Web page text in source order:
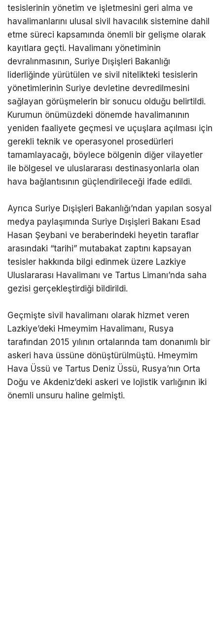
tesislerinin yönetim ve işletmesini geri alma ve
havalimanlarını ulusal sivil havacılık sistemine dahil
etme süreci kapsamında önemli bir gelişme olarak
kayıtlara geçti. Havalimanı yönetiminin
devralınmasının, Suriye Dışişleri Bakanlığı
liderliğinde yürütülen ve sivil nitelikteki tesislerin
yönetimlerinin Suriye devletine devredilmesini
sağlayan görüşmelerin bir sonucu olduğu belirtildi.
Kurumun önümüzdeki dönemde havalimanının
yeniden faaliyete geçmesi ve uçuşlara açılması için
gerekli teknik ve operasyonel prosedürleri
tamamlayacağı, böylece bölgenin diğer vilayetler
ile bölgesel ve uluslararası destinasyonlarla olan
hava bağlantısının güçlendirileceği ifade edildi.
Ayrıca Suriye Dışişleri Bakanlığı’ndan yapılan sosyal
medya paylaşımında Suriye Dışişleri Bakanı Esad
Hasan Şeybani ve beraberindeki heyetin taraflar
arasındaki “tarihi” mutabakat zaptını kapsayan
tesisler hakkında bilgi edinmek üzere Lazkiye
Uluslararası Havalimanı ve Tartus Limanı’nda saha
gezisi gerçekleştirdiği bildirildi.
Geçmişte sivil havalimanı olarak hizmet veren
Lazkiye’deki Hmeymim Havalimanı, Rusya
tarafından 2015 yılının ortalarında tam donanımlı bir
askeri hava üssüne dönüştürülmüştü. Hmeymim
Hava Üssü ve Tartus Deniz Üssü, Rusya’nın Orta
Doğu ve Akdeniz’deki askeri ve lojistik varlığının iki
önemli unsuru haline gelmişti.